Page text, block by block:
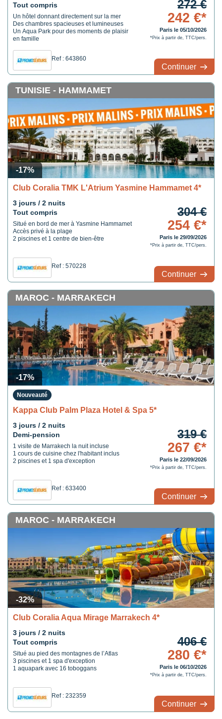
Tout compris
Un hôtel donnant directement sur la mer
Des chambres spacieuses et lumineuses
Un Aqua Park pour des moments de plaisir
en famille
Ref : 643860
272 €
242 €*
Paris le 05/10/2026
*Prix à partir de, TTC/pers.
Continuer
-17%
TUNISIE - HAMMAMET
Club Coralia TMK L'Atrium Yasmine Hammamet 4*
3 jours / 2 nuits
Tout compris
Situé en bord de mer à Yasmine Hammamet
Accès privé à la plage
2 piscines et 1 centre de bien-être
Ref : 570228
304 €
254 €*
Paris le 29/09/2026
*Prix à partir de, TTC/pers.
Continuer
-17%
MAROC - MARRAKECH
Nouveauté
Kappa Club Palm Plaza Hotel & Spa 5*
3 jours / 2 nuits
Demi-pension
1 visite de Marrakech la nuit incluse
1 cours de cuisine chez l'habitant inclus
2 piscines et 1 spa d'exception
Ref : 633400
319 €
267 €*
Paris le 22/09/2026
*Prix à partir de, TTC/pers.
Continuer
-32%
MAROC - MARRAKECH
Club Coralia Aqua Mirage Marrakech 4*
3 jours / 2 nuits
Tout compris
Situé au pied des montagnes de l’Atlas
3 piscines et 1 spa d'exception
1 aquapark avec 16 toboggans
Ref : 232359
406 €
280 €*
Paris le 06/10/2026
*Prix à partir de, TTC/pers.
Continuer